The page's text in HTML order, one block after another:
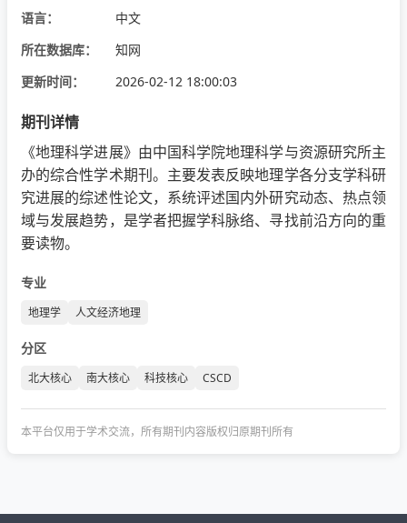
语言：
中文
所在数据库：
知网
更新时间：
2026-02-12 18:00:03
期刊详情
《地理科学进展》由中国科学院地理科学与资源研究所主
办的综合性学术期刊。主要发表反映地理学各分支学科研
究进展的综述性论文，系统评述国内外研究动态、热点领
域与发展趋势，是学者把握学科脉络、寻找前沿方向的重
要读物。
专业
地理学 人文经济地理
分区
北大核心 南大核心 科技核心 CSCD
本平台仅用于学术交流，所有期刊内容版权归原期刊所有